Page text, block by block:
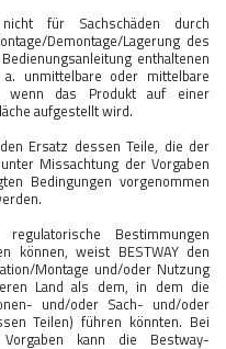
für Sachschäden durch
Demontage/Lagerung des
enthaltenen
unmittelbare oder mittelbare
wenn das Produkt auf einer
aufgestellt wird.
Ersatz dessen Teile, die der
Missachtung der Vorgaben
Bedingungen vorgenommen
Bestimmungen
können, weist BESTWAY den
Montage und/oder Nutzung
Land als dem, in dem die
und/oder Sach- und/oder
Teilen) führen könnten. Bei
kann die Bestway-